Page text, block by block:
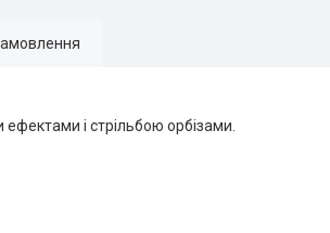
і стрільбою орбізами.